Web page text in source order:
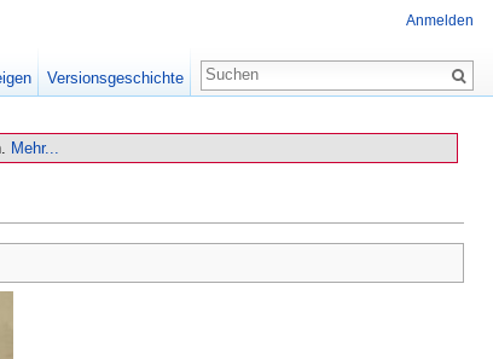
Mehr...
Anmelden
Versionsgeschichte